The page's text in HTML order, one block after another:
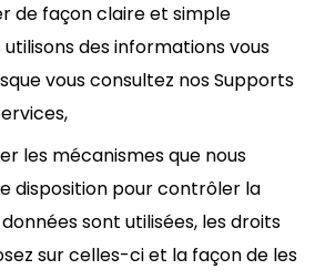
de façon claire et simple
des informations vous
vous consultez nos Supports
les mécanismes que nous
disposition pour contrôler la
sont utilisées, les droits
sur celles-ci et la façon de les